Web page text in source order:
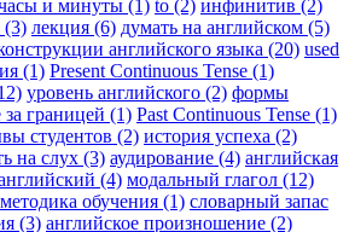
и минуты (1) to (2) инфинитив (2)
(3) лекция (6) думать на английском (5)
английского языка (20) used
(1) Present Continuous Tense (1)
уровень английского (2) формы
за границей (1) Past Continuous Tense (1)
студентов (2) история успеха (2)
на слух (3) аудирование (4) английская
(4) модальный глагол (12)
методика обучения (1) словарный запас
(3) английское произношение (2)